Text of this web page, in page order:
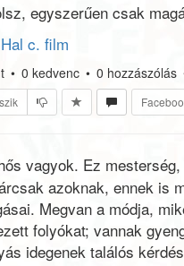
egyszerűen csak
c. film
• 0 kedvenc • 0 hozzászólás
vagyok. Ez
azoknak, ennek is
Megvan a módja,
folyókat; vannak
idegenek találós